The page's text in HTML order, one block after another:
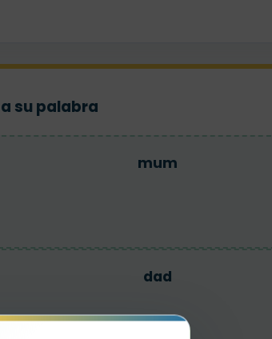
su palabra
mum
dad